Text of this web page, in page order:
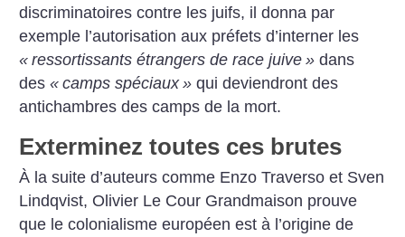
discriminatoires contre les juifs, il donna par
exemple l’autorisation aux préfets d’interner les
« ressortissants étrangers de race juive » dans
des« camps spéciaux » qui deviendront des
antichambres des camps de la mort.
Exterminez toutes ces brutes
À la suite d’auteurs comme Enzo Traverso et Sven
Lindqvist, Olivier Le Cour Grandmaison prouve
que le colonialisme européen est à l’origine de